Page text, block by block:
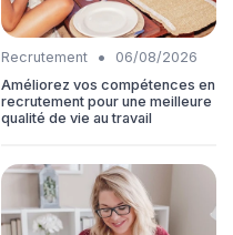
Recrutement •
06/08/2026
Améliorez vos compétences en
recrutement pour une meilleure
qualité de vie au travail